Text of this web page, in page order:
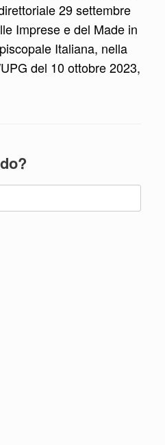
29 settembre
Imprese e del Made in
Italiana, nella
del 10 ottobre 2023,